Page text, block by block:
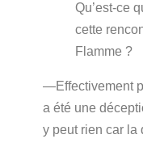
Qu’est-ce
cette
Flamme ?
—Effectivement
a été une
y peut rien car la